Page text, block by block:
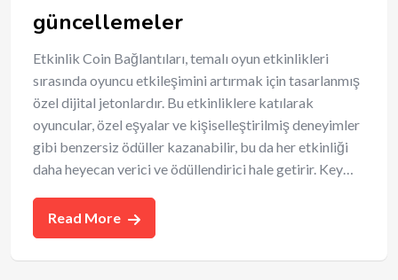
güncellemeler
Etkinlik Coin Bağlantıları, temalı oyun etkinlikleri
sırasında oyuncu etkileşimini artırmak için tasarlanmış
özel dijital jetonlardır. Bu etkinliklere katılarak
oyuncular, özel eşyalar ve kişiselleştirilmiş deneyimler
gibi benzersiz ödüller kazanabilir, bu da her etkinliği
daha heyecan verici ve ödüllendirici hale getirir. Key…
Read More